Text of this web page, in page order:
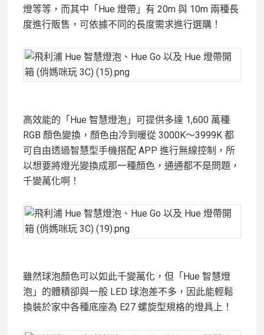
燈等等，而其中「Hue 燈帶」有 20m 與 10m 兩種長
度進行販售，可依據不同的長度需求進行選購！
高效能的「Hue 智慧燈泡」可提供多達 1,600 萬種
RGB 顏色變換，顏色由冷到暖從 3000K～3999K 都
可自由透過智慧型手機搭配 APP 進行無線控制，所
以想要將燈光變換成那一種顏色，通通都不是問題，
千變萬化啊！
雖然球泡顏色可以如此千變萬化，但「Hue 智慧燈
泡」的體積卻與一般 LED 球泡差不多，因此能輕鬆
換裝於家中各種底座為 E27 螺旋型規格的燈具上！